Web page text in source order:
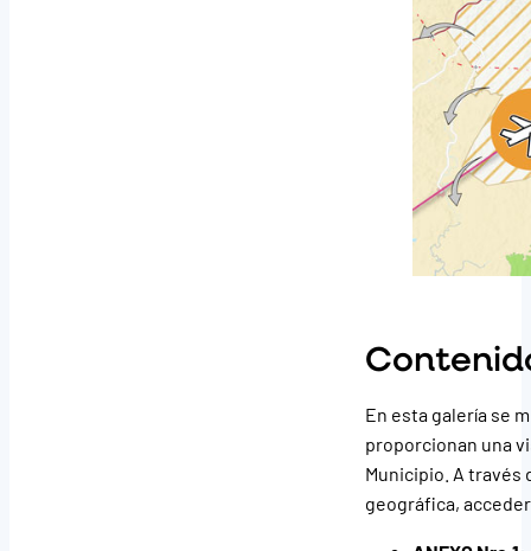
En esta galería se
proporcionan una
Municipio. A través
geográfica,